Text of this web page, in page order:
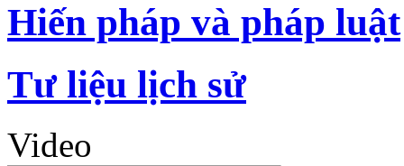
Hiến pháp và pháp luật
Tư liệu lịch sử
Video